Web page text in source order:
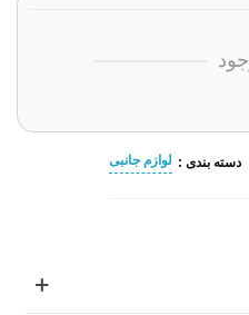
دسته بندی : لوازم جانبی